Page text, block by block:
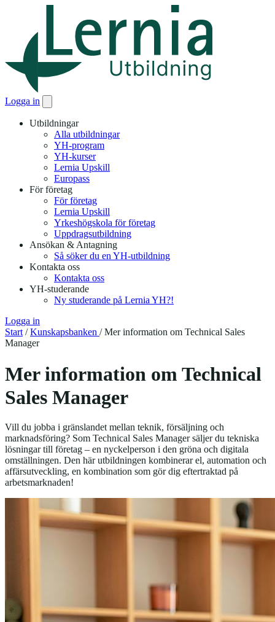
Logga in
Utbildningar
Alla utbildningar
YH-program
YH-kurser
Lernia Upskill
Europass
För företag
För företag
Lernia Upskill
Yrkeshögskola för företag
Uppdragsutbildning
Ansökan & Antagning
Så söker du en YH-utbildning
Kontakta oss
Kontakta oss
YH-studerande
Ny studerande på Lernia YH?!
Logga in
Start /Kunskapsbanken /Mer information om Technical Sales
Manager
Mer information om Technical
Sales Manager
Vill du jobba i gränslandet mellan teknik, försäljning och
marknadsföring? Som Technical Sales Manager säljer du tekniska
lösningar till företag – en nyckelperson i den gröna och digitala
omställningen. Den här utbildningen kombinerar el, automation och
affärsutveckling, en kombination som gör dig eftertraktad på
arbetsmarknaden!